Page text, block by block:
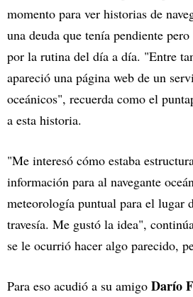
momento para ver historias de
una deuda que tenía pendiente
por la rutina del día a día. "Entre
apareció una página web de un
oceánicos", recuerda como el
a esta historia.
"Me interesó cómo estaba
información para al navegante
meteorología puntual para el lugar
travesía. Me gustó la idea",
se le ocurrió hacer algo parecido,
Para eso acudió a su amigo Darío